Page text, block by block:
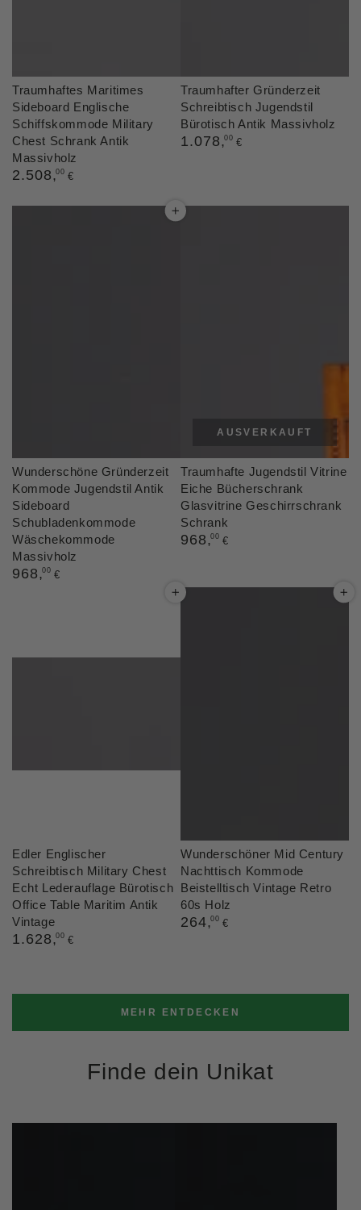
Traumhaftes Maritimes
Sideboard Englische
Schiffskommode Military
Chest Schrank Antik
Massivholz
Regulärer
2.508,00 €
Traumhafter Gründerzeit
Schreibtisch Jugendstil
Bürotisch Antik Massivholz
Regulärer
1.078,00 €
Wunderschöne Gründerzeit
Kommode Jugendstil Antik
Sideboard
Schubladenkommode
Wäschekommode
Massivholz
Regulärer
968,00 €
Traumhafte Jugendstil Vitrine
Eiche Bücherschrank
Glasvitrine Geschirrschrank
Schrank
Regulärer
968,00 €
AUSVERKAUFT
Edler Englischer
Schreibtisch Military Chest
Echt Lederauflage Bürotisch
Office Table Maritim Antik
Vintage
Regulärer
1.628,00 €
Wunderschöner Mid Century
Nachttisch Kommode
Beistelltisch Vintage Retro
60s Holz
Regulärer
264,00 €
MEHR ENTDECKEN
Finde dein Unikat